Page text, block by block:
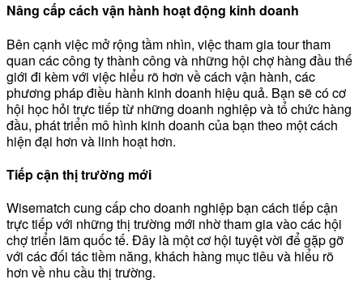
Nâng cấp cách vận hành hoạt động kinh doanh
Bên cạnh việc mở rộng tầm nhìn, việc tham gia tour tham
quan các công ty thành công và những hội chợ hàng đầu thế
giới đi kèm với việc hiểu rõ hơn về cách vận hành, các
phương pháp điều hành kinh doanh hiệu quả. Bạn sẽ có cơ
hội học hỏi trực tiếp từ những doanh nghiệp và tổ chức hàng
đầu, phát triển mô hình kinh doanh của bạn theo một cách
hiện đại hơn và linh hoạt hơn.
Tiếp cận thị trường mới
Wisematch cung cấp cho doanh nghiệp bạn cách tiếp cận
trực tiếp với những thị trường mới nhờ tham gia vào các hội
chợ triển lãm quốc tế. Đây là một cơ hội tuyệt vời để gặp gỡ
với các đối tác tiềm năng, khách hàng mục tiêu và hiểu rõ
hơn về nhu cầu thị trường.